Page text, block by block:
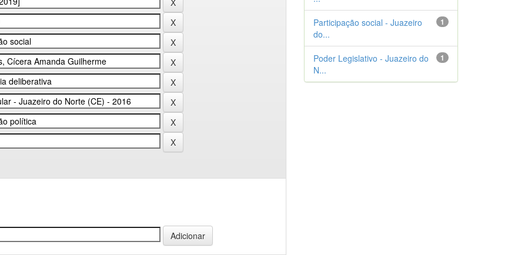
1
Participação social - Juazeiro
do...
1
Poder Legislativo - Juazeiro do
N...